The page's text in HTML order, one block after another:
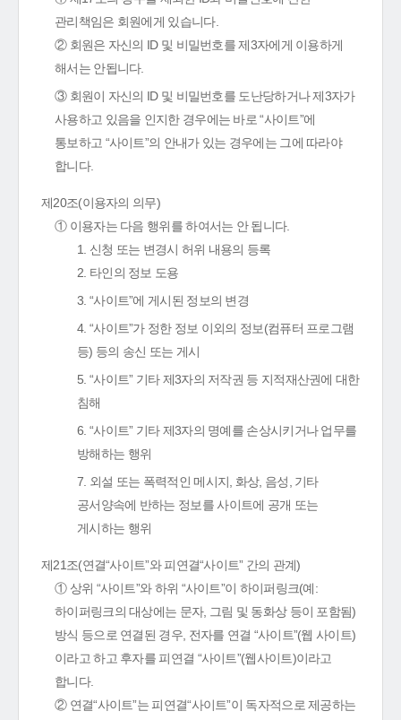
관리책임은 회원에게 있습니다.
② 회원은 자신의 ID 및 비밀번호를 제3자에게 이용하게
해서는 안됩니다.
③ 회원이 자신의 ID 및 비밀번호를 도난당하거나 제3자가
사용하고 있음을 인지한 경우에는 바로 “사이트”에
통보하고 “사이트”의 안내가 있는 경우에는 그에 따라야
합니다.
제20조(이용자의 의무)
① 이용자는 다음 행위를 하여서는 안 됩니다.
1. 신청 또는 변경시 허위 내용의 등록
2. 타인의 정보 도용
3. “사이트”에 게시된 정보의 변경
4. “사이트”가 정한 정보 이외의 정보(컴퓨터 프로그램
등) 등의 송신 또는 게시
5. “사이트” 기타 제3자의 저작권 등 지적재산권에 대한
침해
6. “사이트” 기타 제3자의 명예를 손상시키거나 업무를
방해하는 행위
7. 외설 또는 폭력적인 메시지, 화상, 음성, 기타
공서양속에 반하는 정보를 사이트에 공개 또는
게시하는 행위
제21조(연결“사이트”와 피연결“사이트” 간의 관계)
① 상위 “사이트”와 하위 “사이트”이 하이퍼링크(예:
하이퍼링크의 대상에는 문자, 그림 및 동화상 등이 포함됨)
방식 등으로 연결된 경우, 전자를 연결 “사이트”(웹 사이트)
이라고 하고 후자를 피연결 “사이트”(웹사이트)이라고
합니다.
② 연결“사이트”는 피연결“사이트”이 독자적으로 제공하는